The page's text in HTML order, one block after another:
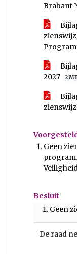
Brabant
2027
2
Geen
Besluit
Geen
De raad